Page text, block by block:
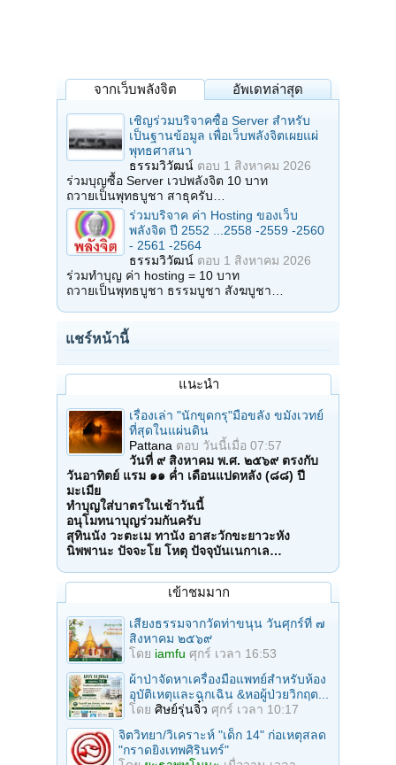
จากเว็บพลังจิต อัพเดทล่าสุด
เชิญร่วมบริจาคซื้อ Server สำหรับ
เป็นฐานข้อมูล เพื่อเว็บพลังจิตเผยแผ่
พุทธศาสนา
ธรรมวิวัฒน์ ตอบ 1 สิงหาคม 2026
ร่วมบุญซื้อ Server เวปพลังจิต 10 บาท
ถวายเป็นพุทธบูชา สาธุครับ…
ร่วมบริจาค ค่า Hosting ของเว็บ
พลังจิต ปี 2552 ...2558 -2559 -2560
- 2561 -2564
ธรรมวิวัฒน์ ตอบ 1 สิงหาคม 2026
ร่วมทำบุญ ค่า hosting = 10 บาท
ถวายเป็นพุทธบูชา ธรรมบูชา สังฆบูชา…
แชร์หน้านี้
แนะนำ
เรื่องเล่า "นักขุดกรุ"มือขลัง ขมังเวทย์
ที่สุดในแผ่นดิน
Pattana ตอบ วันนี้เมื่อ 07:57
วันที่ ๙ สิงหาคม พ.ศ. ๒๕๖๙ ตรงกับ
วันอาทิตย์ แรม ๑๑ ค่ำ เดือนแปดหลัง (๘๘) ปี
มะเมีย
ทำบุญใส่บาตรในเช้าวันนี้
อนุโมทนาบุญร่วมกันครับ
สุทินนัง วะตะเม ทานัง อาสะวักขะยาวะหัง
นิพพานะ ปัจจะโย โหตุ ปัจจุบันเนกาเล…
เข้าชมมาก
เสียงธรรมจากวัดท่าขนุน วันศุกร์ที่ ๗
สิงหาคม ๒๕๖๙
โดย iamfu ศุกร์ เวลา 16:53
ผ้าป่าจัดหาเครื่องมือแพทย์สำหรับห้อง
อุบัติเหตุและฉุกเฉิน &หอผู้ป่วยวิกฤต...
โดย ศิษย์รุ่นจิ๋ว ศุกร์ เวลา 10:17
จิตวิทยา/วิเคราะห์ "เด็ก 14" ก่อเหตุสลด
"กราดยิงเทพศิรินทร์"